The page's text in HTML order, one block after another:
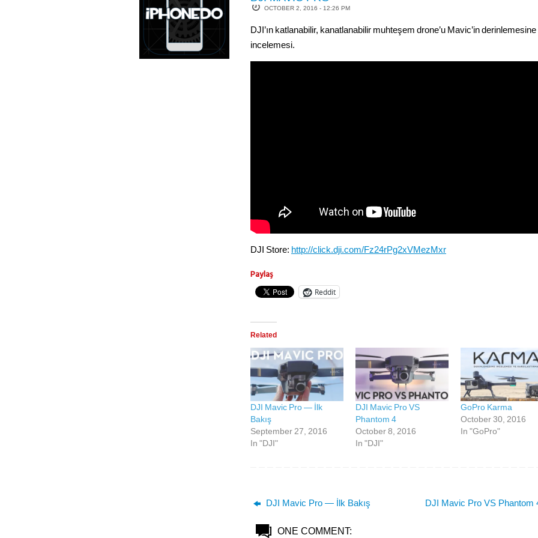
OCTOBER 2, 2016 - 12:26 PM
DJI’ın katlanabilir, kanatlanabilir muhteşem drone’u Mavic’in derinlemesine
incelemesi.
DJI Store: http://click.dji.com/Fz24rPg2xVMezMxr
Paylaş
Reddit
Related
DJI Mavic Pro — İlk
Bakış
September 27, 2016
In "DJI"
DJI Mavic Pro VS
Phantom 4
October 8, 2016
In "DJI"
GoPro Karma
October 30, 2016
In "GoPro"
DJI Mavic Pro — İlk Bakış DJI Mavic Pro VS Phantom
ONE COMMENT: